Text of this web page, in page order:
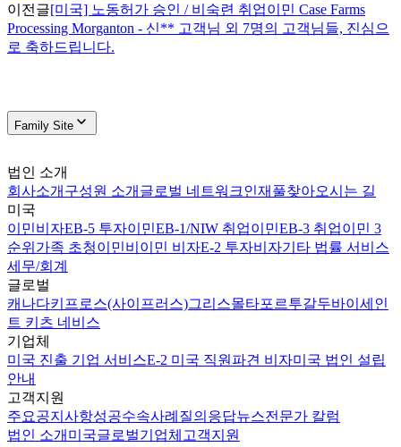
이전글[미국] 노동허가 승인 / 비숙련 취업이민 Case Farms
Processing Morganton - 신** 고객님 외 7명의 고객님들, 진심으
로 축하드립니다.
Family Site
법인 소개
회사소개 구성원 소개 글로벌 네트워크인재풀찾아오시는 길
미국
이민비자EB-5 투자이민EB-1/NIW 취업이민EB-3 취업이민 3
순위 가족 초청이민비이민 비자E-2 투자비자기타 법률 서비스
세무/회계
글로벌
캐나다키프로스(사이프러스)그리스몰타포르투갈두바이 세인
트 키츠 네비스
기업체
미국 진출 기업 서비스E-2 미국 직원파견 비자미국 법인 설립
안내
고객지원
주요공지사항성공수속사례 질의응답뉴스전문가 칼럼
법인 소개 미국글로벌기업체 고객지원